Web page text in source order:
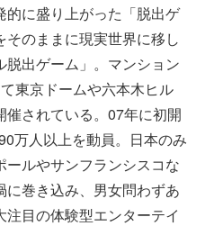
に盛り上がった「脱出ゲ
のままに現実世界に移し
出ゲーム」。マンション
東京ドームや六本木ヒル
催されている。07年に初開
万人以上を動員。日本のみ
ルやサンフランシスコな
に巻き込み、男女問わずあ
目の体験型エンターテイ